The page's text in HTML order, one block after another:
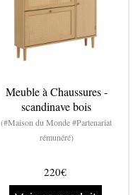
Meuble à Chaussures -
scandinave bois
(#Maison du Monde #Partenariat
rémunéré)
220€